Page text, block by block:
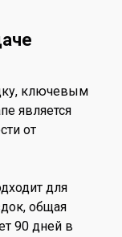
ключевым
является
от
для
общая
90 дней в